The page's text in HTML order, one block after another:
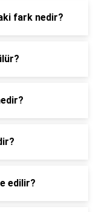
fark nedir?
edilir?